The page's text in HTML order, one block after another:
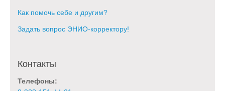
Как помочь себе и другим?
Задать вопрос ЭНИО-корректору!
Контакты
Телефоны: